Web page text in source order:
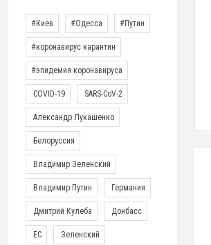
#Киев #Одесса #Путин
#коронавирус карантин
#эпидемия коронавируса
COVID-19 SARS-CoV-2
Александр Лукашенко
Белоруссия
Владимир Зеленский
Владимир Путин Германия
Дмитрий Кулеба Донбасс
ЕС Зеленский